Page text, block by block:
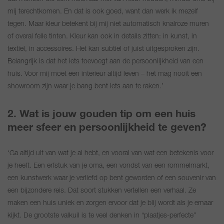
mij terechtkomen. En dat is ook goed, want dan werk ik mezelf
tegen. Maar kleur betekent bij mij niet automatisch knalroze muren
of overal felle tinten. Kleur kan ook in details zitten: in kunst, in
textiel, in accessoires. Het kan subtiel of juist uitgesproken zijn.
Belangrijk is dat het iets toevoegt aan de persoonlijkheid van een
huis. Voor mij moet een interieur altijd leven – het mag nooit een
showroom zijn waar je bang bent iets aan te raken.’
2. Wat is jouw gouden tip om een huis
meer sfeer en persoonlijkheid te geven?
‘Ga altijd uit van wat je al hebt, en vooral van wat een betekenis voor
je heeft. Een erfstuk van je oma, een vondst van een rommelmarkt,
een kunstwerk waar je verliefd op bent geworden of een souvenir van
een bijzondere reis. Dat soort stukken vertellen een verhaal. Ze
maken een huis uniek en zorgen ervoor dat je blij wordt als je ernaar
kijkt. De grootste valkuil is te veel denken in “plaatjes-perfecte”